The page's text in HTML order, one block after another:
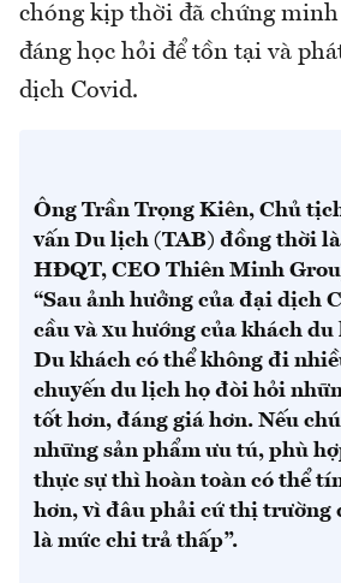
chóng kịp thời đã chứng
đáng học hỏi để tồn tại và
dịch Covid.
Ông Trần Trọng Kiên, Chủ
vấn Du lịch (TAB) đồng thời
HĐQT, CEO Thiên Minh
“Sau ảnh hưởng của đại dịch
cầu và xu hướng của khách
Du khách có thể không đi
chuyến du lịch họ đòi hỏi
tốt hơn, đáng giá hơn. Nếu
những sản phẩm ưu tú, phù
thực sự thì hoàn toàn có thể
hơn, vì đâu phải cứ thị trường
là mức chi trả thấp”.